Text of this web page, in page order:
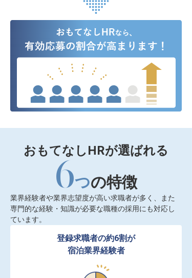
おもてなしHRが選ばれる
6つの特徴
業界経験者や業界志望度が高い求職者が多く、また
専門的な経験・知識が必要な職種の採用にも対応し
ています。
登録求職者の約6割が
宿泊業界経験者